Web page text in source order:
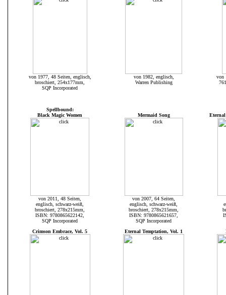
von 1977, 48 Seiten, englisch,
broschiert, 254x177mm,
SQP Incorporated
von 1982, englisch,
Warren Publishing
von
Spellbound:
Black Magic Women
Mermaid Song
von 2011, 48 Seiten,
englisch, schwarz-weiß,
broschiert, 278x215mm,
ISBN: 9780865622142,
SQP Incorporated
von 2007, 64 Seiten,
englisch, schwarz-weiß,
broschiert, 278x215mm,
ISBN: 9780865621657,
SQP Incorporated
Crimson Embrace, Vol. 5 Eternal Temptation, Vol. 1